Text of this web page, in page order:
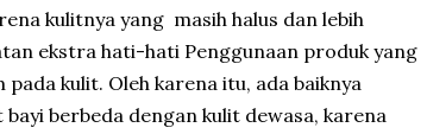
kulitnya yang masih halus dan lebih
ekstra hati-hati Penggunaan produk yang
kulit. Oleh karena itu, ada baiknya
berbeda dengan kulit dewasa, karena